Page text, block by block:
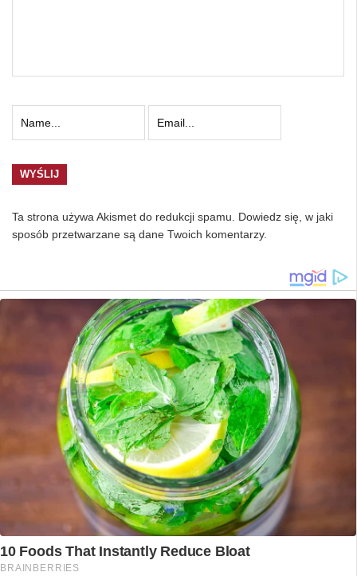
Ta strona używa Akismet do redukcji spamu. Dowiedz się, w jaki
sposób przetwarzane są dane Twoich komentarzy.